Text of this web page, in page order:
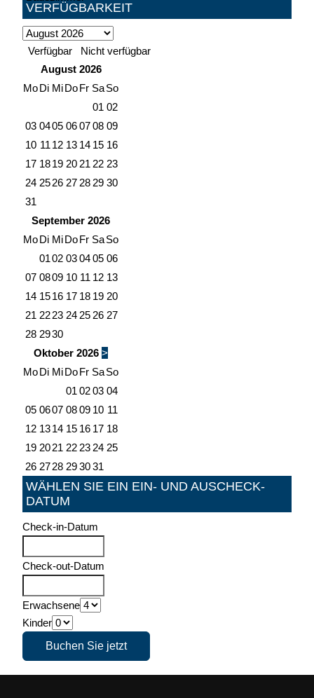
VERFÜGBARKEIT
Verfügbar
Nicht verfügbar
August 2026
MoDi MiDoFr SaSo
01 02
03 0405 06 0708 09
10 11 12 13 14 15 16
17 1819 20 21 22 23
24 2526 27 28 29 30
31
September 2026
MoDi MiDoFr SaSo
0102 03 0405 06
07 0809 10 11 12 13
14 1516 17 18 19 20
21 2223 24 25 26 27
28 2930
Oktober 2026 >
MoDi MiDoFr SaSo
01 0203 04
05 0607 08 09 10 11
12 1314 15 16 17 18
19 2021 22 23 24 25
26 2728 29 3031
WÄHLEN SIE EIN EIN- UND AUSCHECK-
DATUM
Check-in-Datum
Check-out-Datum
Erwachsene
Kinder